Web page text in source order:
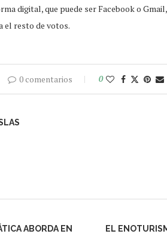
digital, que puede ser Facebook o
el resto de votos.
0 comentarios 0
ABORDA EN
EL